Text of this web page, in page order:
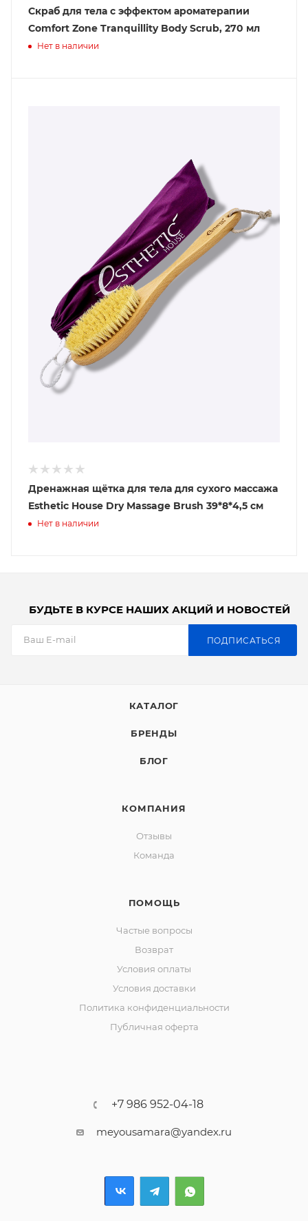
Скраб для тела с эффектом ароматерапии
Comfort Zone Tranquillity Body Scrub, 270 мл
Нет в наличии
Дренажная щётка для тела для сухого массажа
Esthetic House Dry Massage Brush 39*8*4,5 см
Нет в наличии
БУДЬТЕ В КУРСЕ НАШИХ АКЦИЙ И НОВОСТЕЙ
ПОДПИСАТЬСЯ
КАТАЛОГ
БРЕНДЫ
БЛОГ
КОМПАНИЯ
Отзывы
Команда
ПОМОЩЬ
Частые вопросы
Возврат
Условия оплаты
Условия доставки
Политика конфиденциальности
Публичная оферта
+7 986 952-04-18
meyousamara@yandex.ru